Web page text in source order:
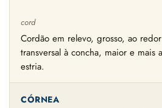
cord
Cordão em relevo, grosso, ao
transversal à concha, maior e mais
estria.
CÓRNEA